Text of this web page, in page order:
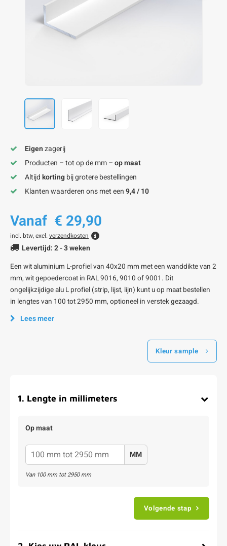
alu kokerprofielen
alu buisprofielen
alu hoeklijnen
alu L-lijnen
alu U-strips
alu platstaf profielen
Eigenzagerij
Producten – tot op de mm –op maat
Altijdkortingbij grotere bestellingen
Klanten waarderen ons met een9,4 / 10
Vanaf € 29,90
incl. btw, excl. verzendkosten
Levertijd: 2 - 3 weken
Een wit aluminium L-profiel van 40x20 mm met een wanddikte van 2
mm, wit gepoedercoat in RAL 9016, 9010 of 9001. Dit
ongelijkzijdige alu L profiel (strip, lijst, lijn) kunt u op maat bestellen
in lengtes van 100 tot 2950 mm, optioneel in verstek gezaagd.
Lees meer
Kleur sample
1. Lengte in millimeters
Op maat
MM
Van 100mm tot2950mm
Volgende stap